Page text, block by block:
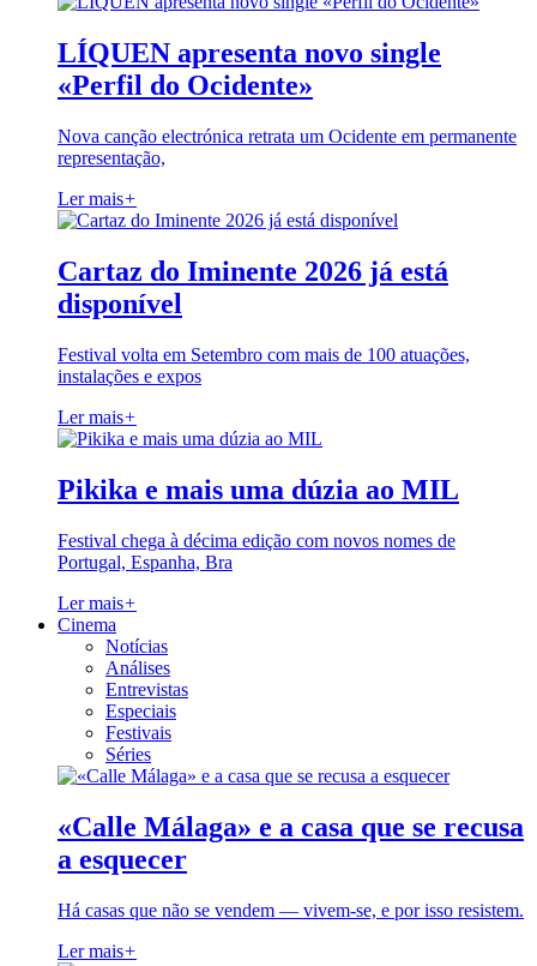
LÍQUEN apresenta novo single
«Perfil do Ocidente»
Nova canção electrónica retrata um Ocidente em permanente
representação,
Ler mais+
Cartaz do Iminente 2026 já está
disponível
Festival volta em Setembro com mais de 100 atuações,
instalações e expos
Ler mais+
Pikika e mais uma dúzia ao MIL
Festival chega à décima edição com novos nomes de
Portugal, Espanha, Bra
Ler mais+
Cinema
Notícias
Análises
Entrevistas
Especiais
Festivais
Séries
«Calle Málaga» e a casa que se recusa
a esquecer
Há casas que não se vendem — vivem-se, e por isso resistem.
Ler mais+